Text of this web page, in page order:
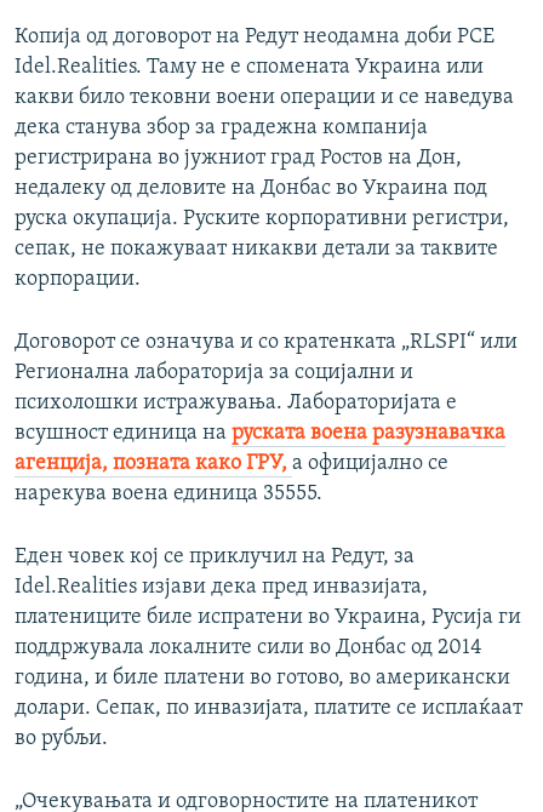
Копија од договорот на Редут неодамна доби РСЕ
Idel.Realities. Таму не е спомената Украина или
какви било тековни воени операции и се наведува
дека станува збор за градежна компанија
регистрирана во јужниот град Ростов на Дон,
недалеку од деловите на Донбас во Украина под
руска окупација. Руските корпоративни регистри,
сепак, не покажуваат никакви детали за таквите
корпорации.
Договорот се означува и со кратенката „RLSPI“ или
Регионална лабораторија за социјални и
психолошки истражувања. Лабораторијата е
всушност единица на руската воена разузнавачка
агенција, позната како ГРУ, а официјално се
нарекува воена единица 35555.
Еден човек кој се приклучил на Редут, за
Idel.Realities изјави дека пред инвазијата,
платениците биле испратени во Украина, Русија ги
поддржувала локалните сили во Донбас од 2014
година, и биле платени во готово, во американски
долари. Сепак, по инвазијата, платите се исплаќаат
во рубљи.
„Очекувањата и одговорностите на платеникот